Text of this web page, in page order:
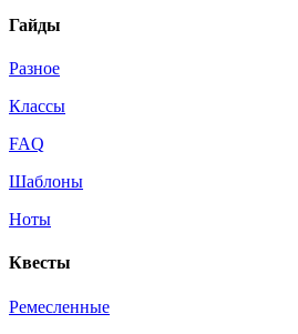
Гайды
Разное
Классы
FAQ
Шаблоны
Ноты
Квесты
Ремесленные